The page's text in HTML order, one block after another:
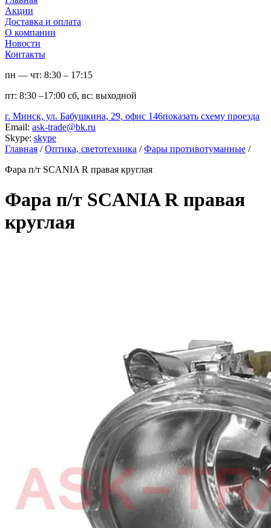
Акции
Доставка и оплата
О компании
Новости
Контакты
пн — чт: 8:30 – 17:15
пт: 8:30 –17:00 сб, вс: выходной
г. Минск, ул. Бабушкина, 29, офис 146показать схему проезда
Email: ask-trade@bk.ru
Skype: skype
Главная / Оптика, светотехника / Фары противотуманные /
Фара п/т SCANIA R правая круглая
Фара п/т SCANIA R правая
круглая